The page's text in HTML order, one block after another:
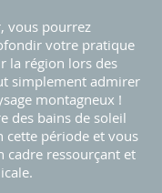
vous pourrez
votre pratique
la région lors des
simplement admirer
montagneux !
des bains de soleil
cette période et vous
cadre ressourçant et